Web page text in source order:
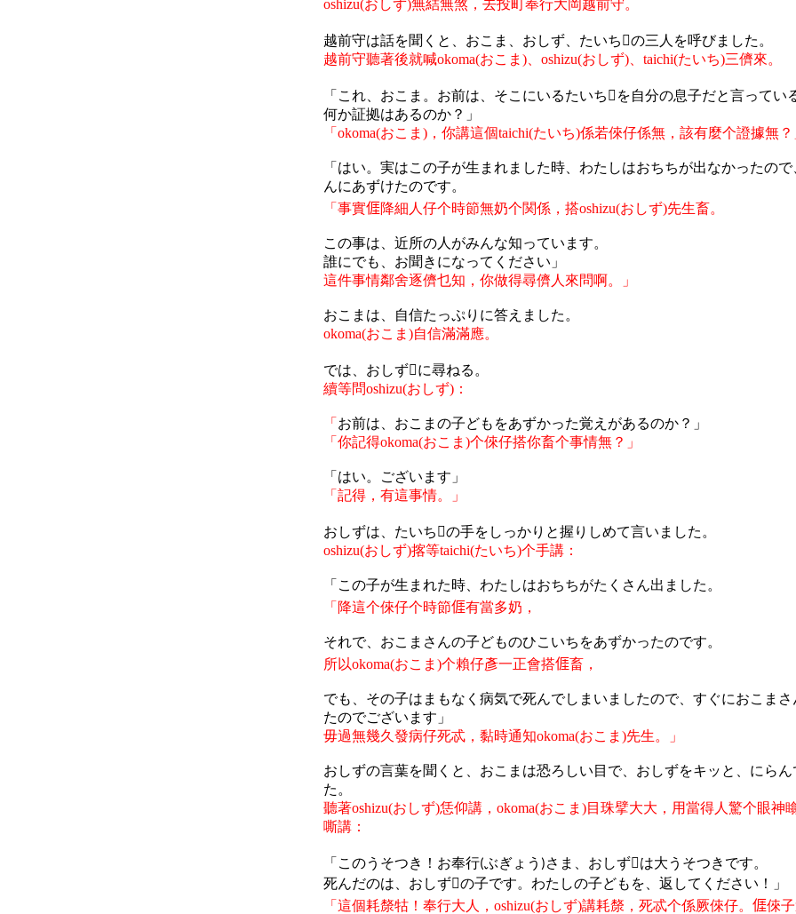
oshizu(おしず)無結無煞，去投町奉行大岡越前守。
越前守は話を聞くと、おこま、おしず、たいち の三人を呼びました。
越前守聽著後就喊okoma(おこま ) oshizu(おしず) taichi(たいち)三儕來。
「これ、おこま。お前は、そこにいるたいち  を自分の息子だと言ってい
何か証拠はあるのか？」
「 okoma(おこま ) ，你講這個taichi(たいち)係若倈仔係無，該有麼个證據無？
「はい。実はこの子が生まれました時、わたしはおちちが出なかったので
んにあずけたのです。
「事實𠊎降細人仔个時節無奶个関係，搭oshizu(おしず)先生畜。
この事は、近所の人がみんな知っています。
誰にでも、お聞きになってください」
這件事情鄰舍逐儕乜知，你做得尋儕人來問啊。
」
おこまは、自信たっぷりに答えました。
okoma(おこま )自信滿滿應。
では、おしずに尋ねる。
續等問oshizu(おしず) ：
「 お前は、おこまの子どもをあずかった覚えがあるのか？」
「你記得okoma(おこま )个倈仔搭你畜个事情無？」
「はい。ございます」
「記得，有這事情。」
おしずは、たいち の手をしっかりと握りしめて言いました。
oshizu(おしず)揢等taichi(たいち)个手講：
「この子が生まれた時、わたしはおちちがたくさん出ました。
「降這个倈仔个時節𠊎有當多奶，
それで、おこまさんの子どものひこいちをあずかったのです。
所以okoma(おこま )个賴仔彥一正會搭𠊎畜，
でも、その子はまもなく病気で死んでしまいましたので、すぐにおこま
たのでございます」
毋過無幾久發病仔死忒，黏時通知okoma(おこま )先生。 」
おしずの言葉を聞くと、おこまは恐ろしい目で、おしずをキッと、にらん
た。
聽著oshizu(おしず)恁仰講， okoma(おこま )目珠擘大大，用當得人驚个眼神
嘶講：
「このうそつき！お奉行(ぶぎょう )さま、おしずは大うそつきです。
死んだのは、おしずの子です。わたしの子どもを、返してください！」
「這個耗漦牯！奉行大人， oshizu(おしず)講耗漦，死忒个係厥倈仔。 𠊎倈